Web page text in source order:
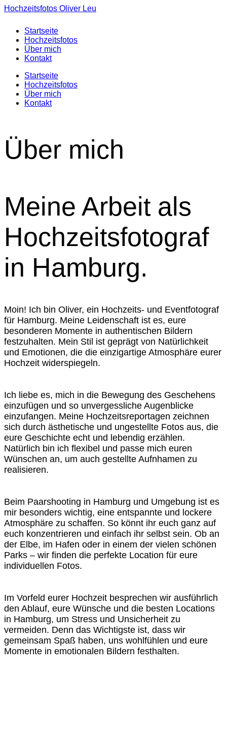
Hochzeitsfotos Oliver Leu
Startseite
Hochzeitsfotos
Über mich
Kontakt
Startseite
Hochzeitsfotos
Über mich
Kontakt
Über mich
Meine Arbeit als
Hochzeitsfotograf
in Hamburg.
Moin! Ich bin Oliver, ein Hochzeits- und Eventfotograf
für Hamburg. Meine Leidenschaft ist es, eure
besonderen Momente in authentischen Bildern
festzuhalten. Mein Stil ist geprägt von Natürlichkeit
und Emotionen, die die einzigartige Atmosphäre eurer
Hochzeit widerspiegeln.
Ich liebe es, mich in die Bewegung des Geschehens
einzufügen und so unvergessliche Augenblicke
einzufangen. Meine Hochzeitsreportagen zeichnen
sich durch ästhetische und ungestellte Fotos aus, die
eure Geschichte echt und lebendig erzählen.
Natürlich bin ich flexibel und passe mich euren
Wünschen an, um auch gestellte Aufnhamen zu
realisieren.
Beim Paarshooting in Hamburg und Umgebung ist es
mir besonders wichtig, eine entspannte und lockere
Atmosphäre zu schaffen. So könnt ihr euch ganz auf
euch konzentrieren und einfach ihr selbst sein. Ob an
der Elbe, im Hafen oder in einem der vielen schönen
Parks – wir finden die perfekte Location für eure
individuellen Fotos.
Im Vorfeld eurer Hochzeit besprechen wir ausführlich
den Ablauf, eure Wünsche und die besten Locations
in Hamburg, um Stress und Unsicherheit zu
vermeiden. Denn das Wichtigste ist, dass wir
gemeinsam Spaß haben, uns wohlfühlen und eure
Momente in emotionalen Bildern festhalten.